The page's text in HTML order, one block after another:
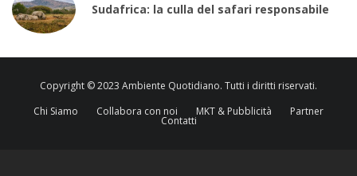
Sudafrica: la culla del safari responsabile
Copyright © 2023 Ambiente Quotidiano. Tutti i diritti riservati.
Chi Siamo
Collabora con noi MKT & Pubblicità Partner
Contatti